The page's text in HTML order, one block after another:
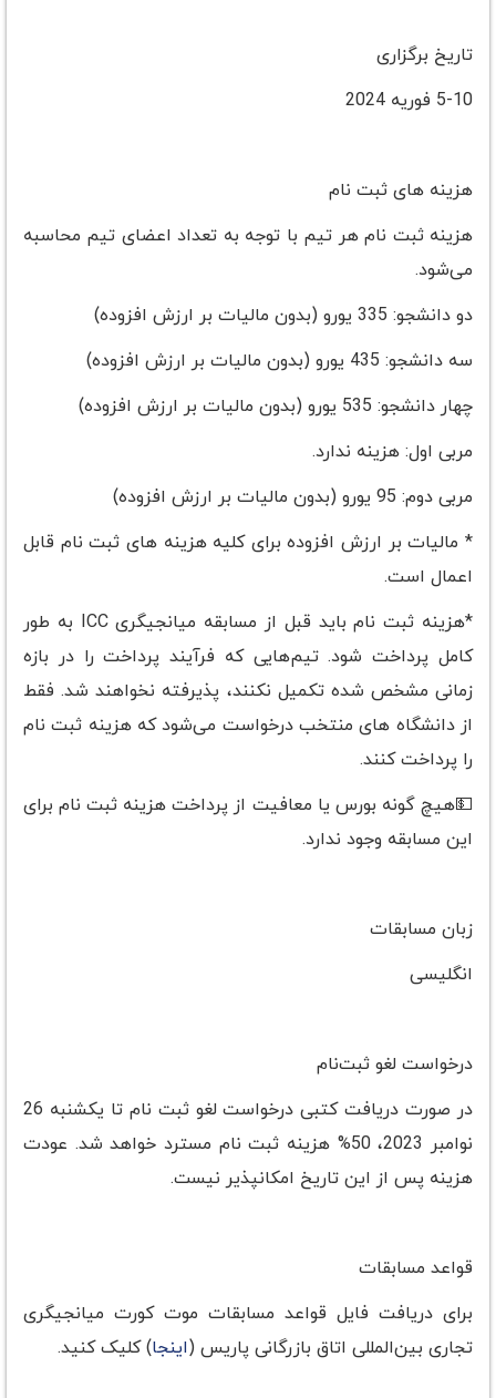
تاریخ برگزاری
5-10 فوریه 2024
هزینه های ثبت نام
هزینه ثبت نام هر تیم با توجه به تعداد اعضای تیم محاسبه
می‌شود.
دو دانشجو: 335 یورو (بدون مالیات بر ارزش افزوده)
سه دانشجو: 435 یورو (بدون مالیات بر ارزش افزوده)
چهار دانشجو: 535 یورو (بدون مالیات بر ارزش افزوده)
مربی اول: هزینه ندارد.
مربی دوم: 95 یورو (بدون مالیات بر ارزش افزوده)
* مالیات بر ارزش افزوده برای کلیه هزینه های ثبت نام قابل
اعمال است.
*هزینه ثبت نام باید قبل از مسابقه میانجیگری ICC به طور
کامل پرداخت شود. تیم‌هایی که فرآیند پرداخت را در بازه
زمانی مشخص شده تکمیل نکنند، پذیرفته نخواهند شد. فقط
از دانشگاه های منتخب درخواست می‌شود که هزینه ثبت نام
را پرداخت کنند.
💵هیچ گونه بورس یا معافیت از پرداخت هزینه ثبت نام برای
این مسابقه وجود ندارد.
زبان مسابقات
انگلیسی
درخواست لغو ثبت‌نام
در صورت دریافت کتبی درخواست لغو ثبت نام تا یکشنبه 26
نوامبر 2023، 50% هزینه ثبت نام مسترد خواهد شد. عودت
هزینه پس از این تاریخ امکانپذیر نیست.
قواعد مسابقات
برای دریافت فایل قواعد مسابقات موت کورت میانجیگری
تجاری بین‌المللی اتاق بازرگانی پاریس (اینجا) کلیک کنید.